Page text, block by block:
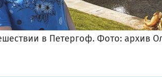
в Петергоф. Фото: архив